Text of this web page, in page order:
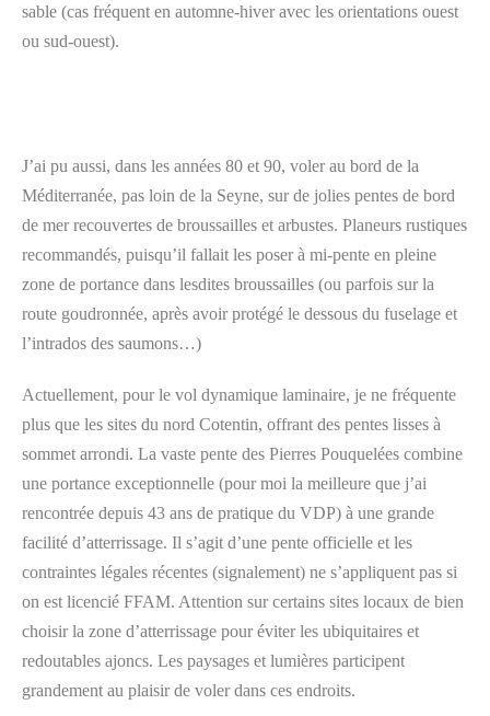
sable (cas fréquent en automne-hiver avec les orientations ouest
ou sud-ouest).
J’ai pu aussi, dans les années 80 et 90, voler au bord de la
Méditerranée, pas loin de la Seyne, sur de jolies pentes de bord
de mer recouvertes de broussailles et arbustes. Planeurs rustiques
recommandés, puisqu’il fallait les poser à mi-pente en pleine
zone de portance dans lesdites broussailles (ou parfois sur la
route goudronnée, après avoir protégé le dessous du fuselage et
l’intrados des saumons…)
Actuellement, pour le vol dynamique laminaire, je ne fréquente
plus que les sites du nord Cotentin, offrant des pentes lisses à
sommet arrondi. La vaste pente des Pierres Pouquelées combine
une portance exceptionnelle (pour moi la meilleure que j’ai
rencontrée depuis 43 ans de pratique du VDP) à une grande
facilité d’atterrissage. Il s’agit d’une pente officielle et les
contraintes légales récentes (signalement) ne s’appliquent pas si
on est licencié FFAM. Attention sur certains sites locaux de bien
choisir la zone d’atterrissage pour éviter les ubiquitaires et
redoutables ajoncs. Les paysages et lumières participent
grandement au plaisir de voler dans ces endroits.